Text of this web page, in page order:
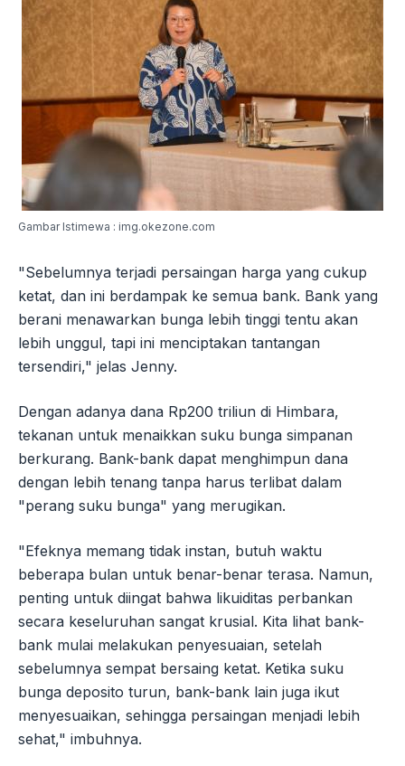
Gambar Istimewa : img.okezone.com
"Sebelumnya terjadi persaingan harga yang cukup
ketat, dan ini berdampak ke semua bank. Bank yang
berani menawarkan bunga lebih tinggi tentu akan
lebih unggul, tapi ini menciptakan tantangan
tersendiri," jelas Jenny.
Dengan adanya dana Rp200 triliun di Himbara,
tekanan untuk menaikkan suku bunga simpanan
berkurang. Bank-bank dapat menghimpun dana
dengan lebih tenang tanpa harus terlibat dalam
"perang suku bunga" yang merugikan.
"Efeknya memang tidak instan, butuh waktu
beberapa bulan untuk benar-benar terasa. Namun,
penting untuk diingat bahwa likuiditas perbankan
secara keseluruhan sangat krusial. Kita lihat bank-
bank mulai melakukan penyesuaian, setelah
sebelumnya sempat bersaing ketat. Ketika suku
bunga deposito turun, bank-bank lain juga ikut
menyesuaikan, sehingga persaingan menjadi lebih
sehat," imbuhnya.